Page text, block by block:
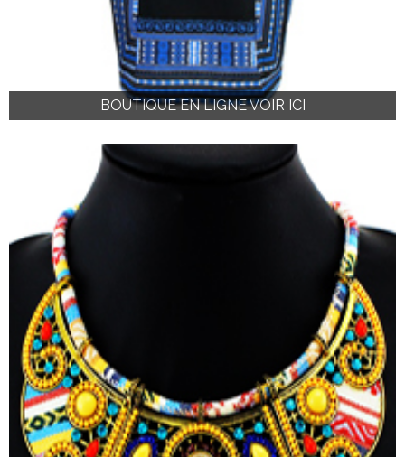
BOUTIQUE EN LIGNE VOIR ICI